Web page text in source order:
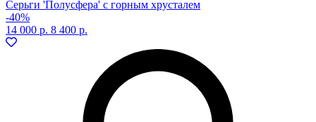
Серьги 'Полусфера' с горным хрусталем
-40%
14 000 р. 8 400 р.